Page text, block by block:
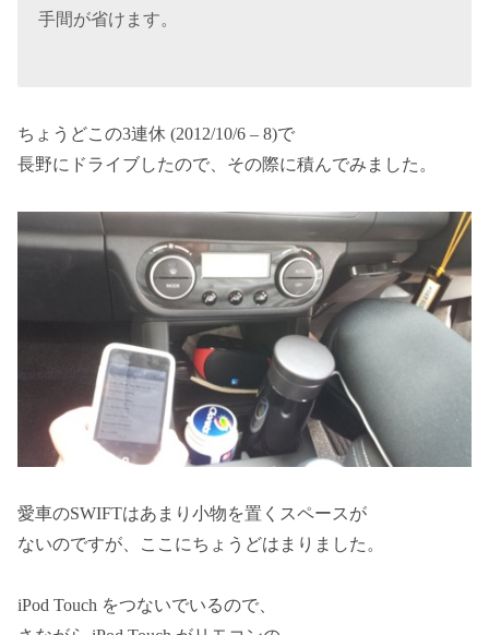
手間が省けます。
ちょうどこの3連休 (2012/10/6 – 8)で
長野にドライブしたので、その際に積んでみました。
愛車のSWIFTはあまり小物を置くスペースが
ないのですが、ここにちょうどはまりました。
iPod Touch をつないでいるので、